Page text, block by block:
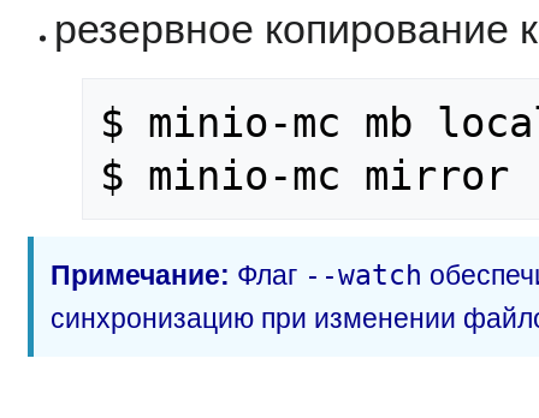
резервное копирование
$ minio-mc mb
$ minio-mc
Примечание: Флаг --watch
синхронизацию при изменении